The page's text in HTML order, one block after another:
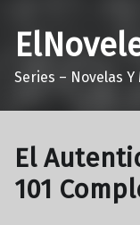
Series – Novelas Y
El
101